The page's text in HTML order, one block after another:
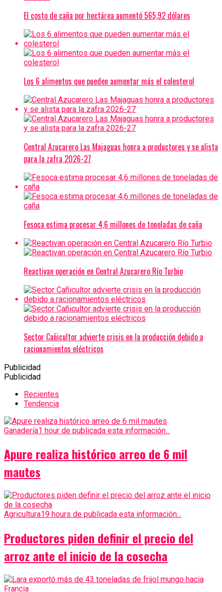
El costo de caña por hectárea aumentó 565,92 dólares
Los 6 alimentos que pueden aumentar más el colesterol
Central Azucarero Las Majaguas honra a productores y se alista
para la zafra 2026-27
Fesoca estima procesar 4,6 millones de toneladas de caña
Reactivan operación en Central Azucarero Río Turbio
Sector Cañicultor advierte crisis en la producción debido a
racionamientos eléctricos
Publicidad
Publicidad
Recientes
Tendencia
Ganadería1 hour de publicada esta información...
Apure realiza histórico arreo de 6 mil
mautes
Agricultura19 hours de publicada esta información...
Productores piden definir el precio del
arroz ante el inicio de la cosecha